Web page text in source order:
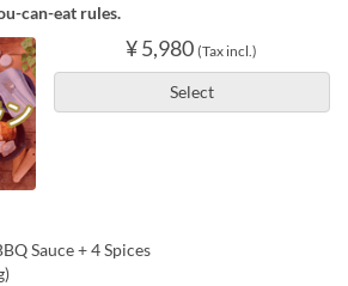
can-eat rules.
¥ 5,980 (Tax incl.)
Select
Sauce + 4 Spices